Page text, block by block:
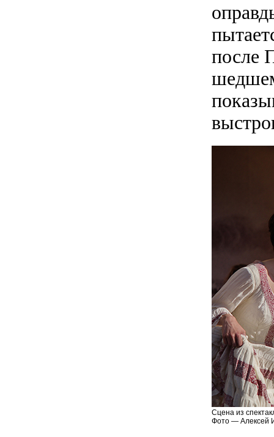
после
Сцена из
Фото — Алексей